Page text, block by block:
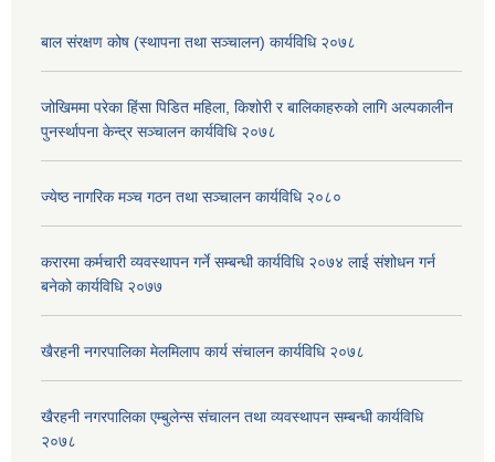
बाल संरक्षण कोष (स्थापना तथा सञ्चालन) कार्यविधि २०७८
जोखिममा परेका हिंसा पिडित महिला, किशोरी र बालिकाहरुको लागि अल्पकालीन
पुनर्स्थापना केन्द्र सञ्चालन कार्यविधि २०७८
ज्येष्ठ नागरिक मञ्च गठन तथा सञ्चालन कार्यविधि २०८०
करारमा कर्मचारी व्यवस्थापन गर्ने सम्बन्धी कार्यविधि २०७४ लाई संशोधन गर्न
बनेको कार्यविधि २०७७
खैरहनी नगरपालिका मेलमिलाप कार्य संचालन कार्यविधि २०७८
खैरहनी नगरपालिका एम्बुलेन्स संचालन तथा व्यवस्थापन सम्बन्धी कार्यविधि
२०७८